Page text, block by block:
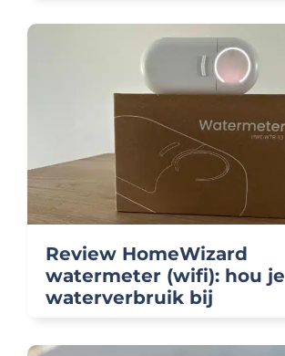
Review HomeWizard
watermeter (wifi): hou je
waterverbruik bij